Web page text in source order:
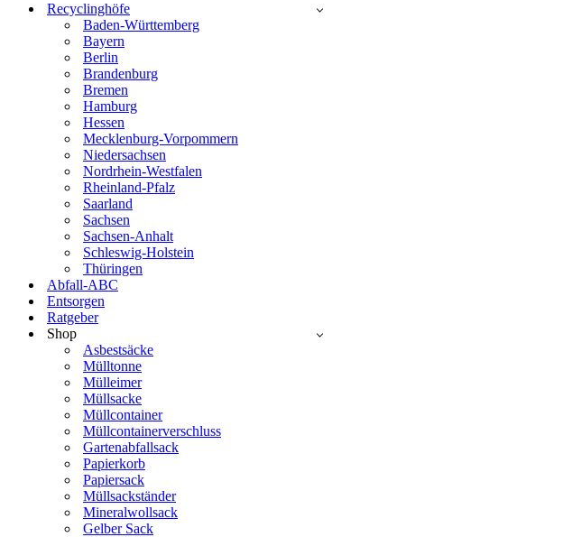
Recyclinghöfe
Baden-Württemberg
Bayern
Berlin
Brandenburg
Bremen
Hamburg
Hessen
Mecklenburg-Vorpommern
Niedersachsen
Nordrhein-Westfalen
Rheinland-Pfalz
Saarland
Sachsen
Sachsen-Anhalt
Schleswig-Holstein
Thüringen
Abfall-ABC
Entsorgen
Ratgeber
Shop
Asbestsäcke
Mülltonne
Mülleimer
Müllsacke
Müllcontainer
Müllcontainerverschluss
Gartenabfallsack
Papierkorb
Papiersack
Müllsackständer
Mineralwollsack
Gelber Sack